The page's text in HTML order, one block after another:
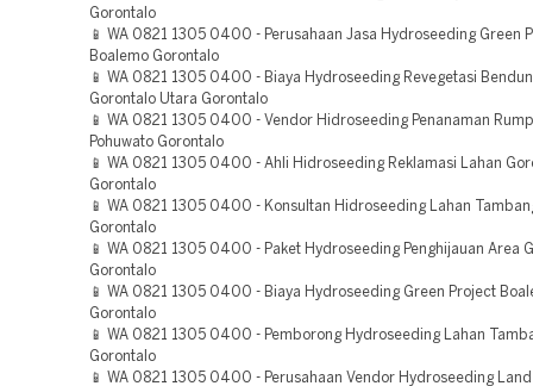
Gorontalo
📱 WA 0821 1305 0400 - Perusahaan Jasa Hydroseeding Green
Boalemo Gorontalo
📱 WA 0821 1305 0400 - Biaya Hydroseeding Revegetasi
Gorontalo Utara Gorontalo
📱 WA 0821 1305 0400 - Vendor Hidroseeding Penanaman
Pohuwato Gorontalo
📱 WA 0821 1305 0400 - Ahli Hidroseeding Reklamasi Lahan
Gorontalo
📱 WA 0821 1305 0400 - Konsultan Hidroseeding Lahan
Gorontalo
📱 WA 0821 1305 0400 - Paket Hydroseeding Penghijauan Area
Gorontalo
📱 WA 0821 1305 0400 - Biaya Hydroseeding Green Project
Gorontalo
📱 WA 0821 1305 0400 - Pemborong Hydroseeding Lahan
Gorontalo
📱 WA 0821 1305 0400 - Perusahaan Vendor Hydroseeding